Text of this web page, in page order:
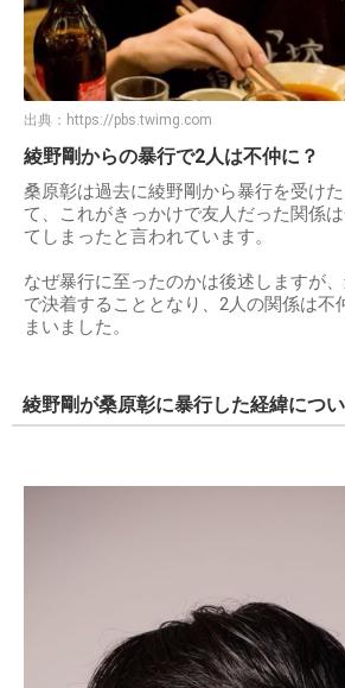
出典： https://pbs.twimg.com
綾野剛からの暴行で2人は不仲に？
桑原彰は過去に綾野剛から暴行を受け
て、これがきっかけで友人だった関係
てしまったと言われています。
なぜ暴行に至ったのかは後述しますが
で決着することとなり、2人の関係は不
まいました。
綾野剛が桑原彰に暴行した経緯につ